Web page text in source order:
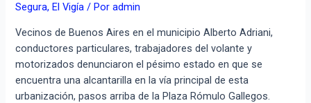
Segura,El Vigía / Poradmin
Vecinos de Buenos Aires en el municipio Alberto Adriani,
conductores particulares, trabajadores del volante y
motorizados denunciaron el pésimo estado en que se
encuentra una alcantarilla en la vía principal de esta
urbanización, pasos arriba de la Plaza Rómulo Gallegos.